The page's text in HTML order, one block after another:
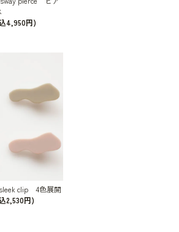
4,950円)
clip 4色展開
2,530円)